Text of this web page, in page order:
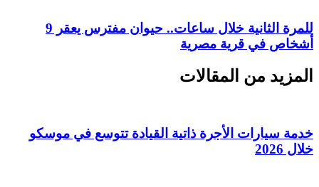
للمرة الثانية خلال ساعات.. حيوان مفترس يعقر 9
أشخاص في قرية مصرية
المزيد من المقالات
خدمة سيارات الأجرة ذاتية القيادة تتوسع في موسكو
خلال 2026